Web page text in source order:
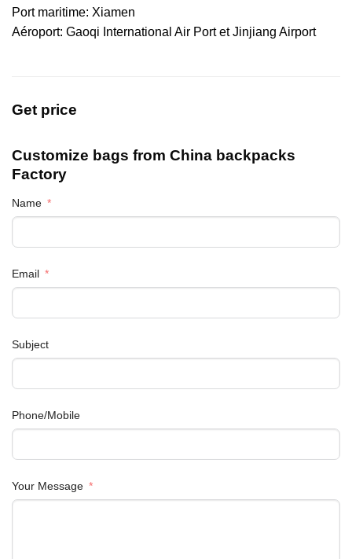
Port maritime: Xiamen
Aéroport: Gaoqi International Air Port et Jinjiang Airport
Get price
Customize bags from China backpacks
Factory
Name
Email
Subject
Phone/Mobile
Your Message